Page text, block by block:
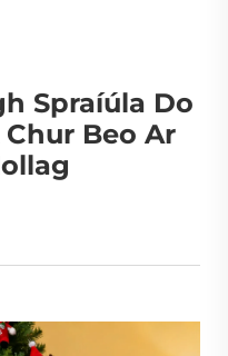
Spraíúla Do
Beo Ar